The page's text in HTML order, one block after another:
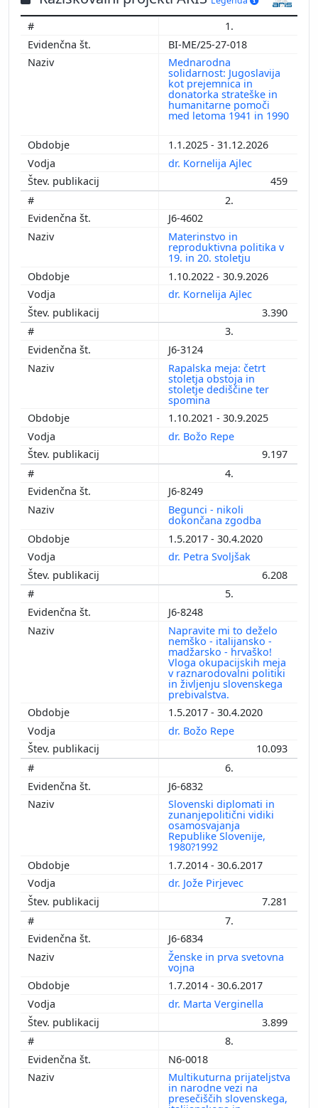
1.
BI-ME/25-27-018
Mednarodna
solidarnost: Jugoslavija
kot prejemnica in
donatorka strateške in
humanitarne pomoči
med letoma 1941 in 1990
1.1.2025 - 31.12.2026
dr. Kornelija Ajlec
459
2.
J6-4602
Materinstvo in
reproduktivna politika v
19. in 20. stoletju
1.10.2022 - 30.9.2026
dr. Kornelija Ajlec
3.390
3.
J6-3124
Rapalska meja: četrt
stoletja obstoja in
stoletje dediščine ter
spomina
1.10.2021 - 30.9.2025
dr. Božo Repe
9.197
4.
J6-8249
Begunci - nikoli
dokončana zgodba
1.5.2017 - 30.4.2020
dr. Petra Svoljšak
6.208
5.
J6-8248
Napravite mi to deželo
nemško - italijansko -
madžarsko - hrvaško!
Vloga okupacijskih meja
v raznarodovalni politiki
in življenju slovenskega
prebivalstva.
1.5.2017 - 30.4.2020
dr. Božo Repe
10.093
6.
J6-6832
Slovenski diplomati in
zunanjepolitični vidiki
osamosvajanja
Republike Slovenije,
1980?1992
1.7.2014 - 30.6.2017
dr. Jože Pirjevec
7.281
7.
J6-6834
Ženske in prva svetovna
vojna
1.7.2014 - 30.6.2017
dr. Marta Verginella
3.899
8.
N6-0018
Multikuturna prijateljstva
in narodne vezi na
presečiščih slovenskega,